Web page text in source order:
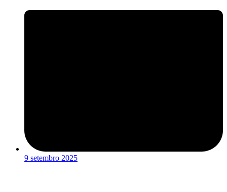
9 setembro 2025